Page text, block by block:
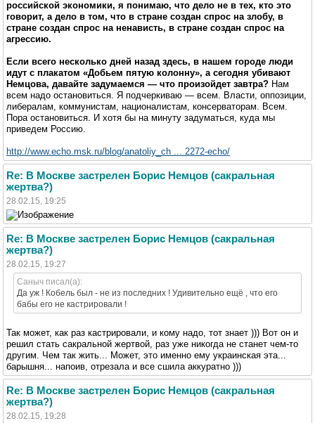
российской экономики, я понимаю, что дело не в тех, кто это
говорит, а дело в том, что в стране создан спрос на злобу, в
стране создан спрос на ненависть, в стране создан спрос на
агрессию.
Если всего несколько дней назад здесь, в нашем городе люди
идут с плакатом «Добьем пятую колонну», а сегодня убивают
Немцова, давайте задумаемся — что произойдет завтра? Нам
всем надо остановиться. Я подчеркиваю — всем. Власти, оппозиции,
либералам, коммунистам, националистам, консерваторам. Всем.
Пора остановиться. И хотя бы на минуту задуматься, куда мы
приведем Россию.
http://www.echo.msk.ru/blog/anatoliy_ch ... 2272-echo/
Re: В Москве застрелен Борис Немцов (сакральная
жертва?)
28.02.15, 19:25
Re: В Москве застрелен Борис Немцов (сакральная
жертва?)
28.02.15, 19:27
Саныч писал(а):
Да уж ! Кобель был - не из последних ! Удивительно ещё , что его
бабы его не кастрировали !
Так может, как раз кастрировали, и кому надо, тот знает ))) Вот он и
решил стать сакральной жертвой, раз уже никогда не станет чем-то
другим. Чем так жить... Может, это именно ему украинская эта...
барышня... напоив, отрезала и все сшила аккуратно )))
Re: В Москве застрелен Борис Немцов (сакральная
жертва?)
28.02.15, 19:28